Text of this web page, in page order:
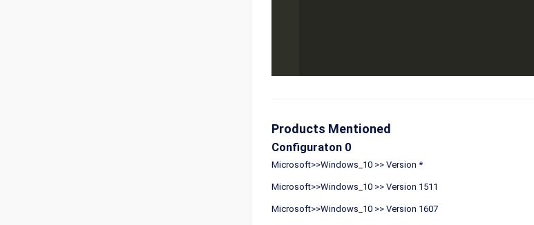
Products Mentioned
Configuraton 0
Microsoft>>Windows_10 >> Version *
Microsoft>>Windows_10 >> Version 1511
Microsoft>>Windows_10 >> Version 1607